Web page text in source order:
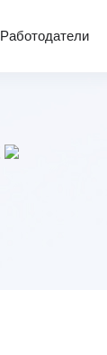
Работодатели